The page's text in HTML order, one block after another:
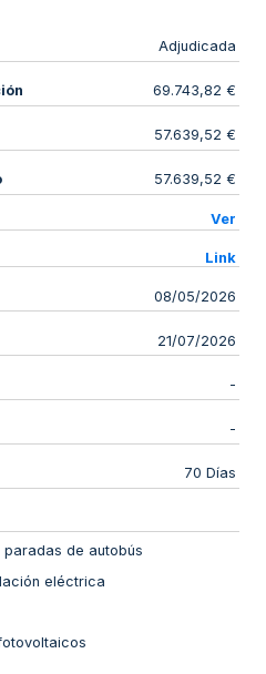
Adjudicada
69.743,82 €
57.639,52 €
57.639,52 €
Ver
Link
08/05/2026
21/07/2026
-
-
70 Días
de autobús
eléctrica